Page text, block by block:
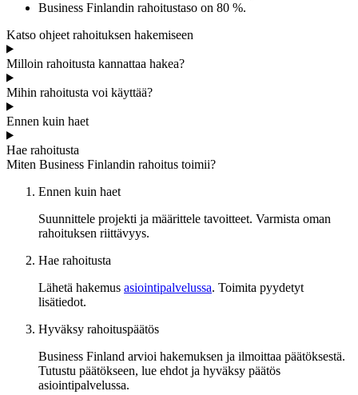
Business Finlandin rahoitustaso on 80 %.
Katso ohjeet rahoituksen hakemiseen
Milloin rahoitusta kannattaa hakea?
Mihin rahoitusta voi käyttää?
Ennen kuin haet
Hae rahoitusta
Miten Business Finlandin rahoitus toimii?
Ennen kuin haet
Suunnittele projekti ja määrittele tavoitteet. Varmista oman
rahoituksen riittävyys.
Hae rahoitusta
Lähetä hakemus asiointipalvelussa. Toimita pyydetyt
lisätiedot.
Hyväksy rahoituspäätös
Business Finland arvioi hakemuksen ja ilmoittaa päätöksestä.
Tutustu päätökseen, lue ehdot ja hyväksy päätös
asiointipalvelussa.